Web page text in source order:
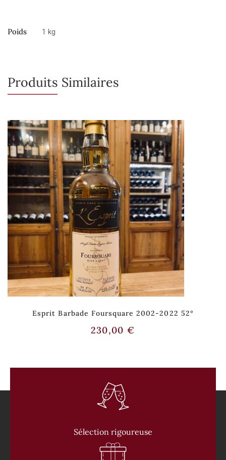
Poids 1 kg
Produits Similaires
Esprit Barbade Foursquare 2002-2022 52°
230,00€
Sélection rigoureuse